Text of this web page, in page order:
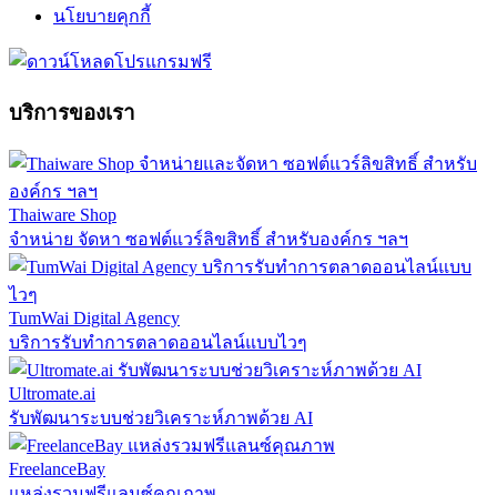
นโยบายคุกกี้
บริการของเรา
Thaiware Shop
จำหน่าย จัดหา ซอฟต์แวร์ลิขสิทธิ์ สำหรับองค์กร ฯลฯ
TumWai Digital Agency
บริการรับทำการตลาดออนไลน์แบบไวๆ
Ultromate.ai
รับพัฒนาระบบช่วยวิเคราะห์ภาพด้วย AI
FreelanceBay